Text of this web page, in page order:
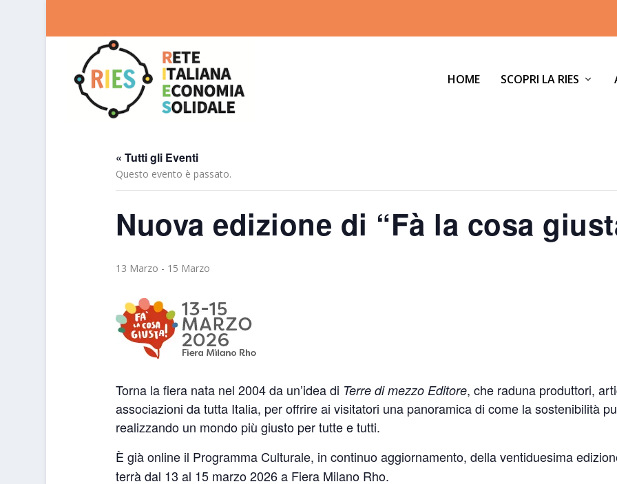
HOME SCOPRI LA RIES
« Tutti gli Eventi
Questo evento è passato.
Nuova edizione di “Fà la cosa
13 Marzo - 15 Marzo
Torna la fiera nata nel 2004 da un’idea di Terre di mezzo Editore, che raduna produttori,
associazioni da tutta Italia, per offrire ai visitatori una panoramica di come la sostenibilità
realizzando un mondo più giusto per tutte e tutti.
È già online il Programma Culturale, in continuo aggiornamento, della ventiduesima
terrà dal 13 al 15 marzo 2026 a Fiera Milano Rho.